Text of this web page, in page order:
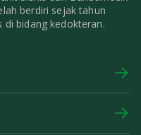
berdiri sejak tahun
di bidang kedokteran.